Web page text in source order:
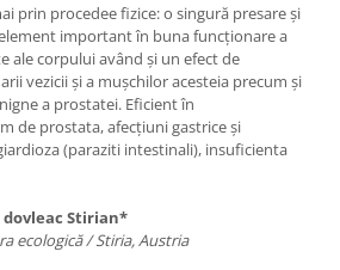
prin procedee fizice: o singură presare și
important în buna funcționare a
ale corpului având și un efect de
vezicii și a mușchilor acesteia precum și
a prostatei. Eficient în
de prostata, afecțiuni gastrice și
(paraziti intestinali), insuficienta
Stirian*
ecologică / Stiria, Austria